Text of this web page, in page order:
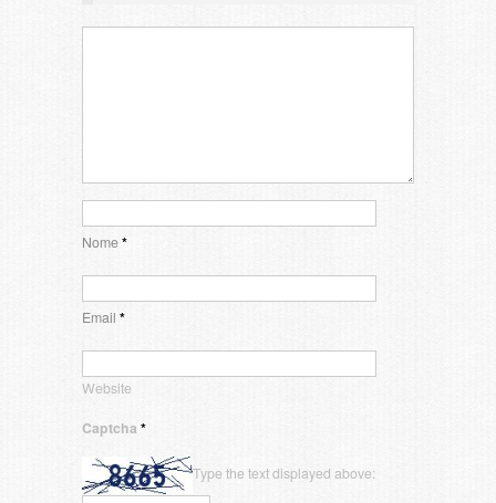
Nome*
Email *
Website
Captcha *
Type the text displayed above: